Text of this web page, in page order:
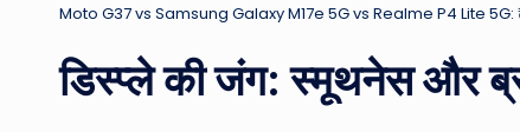
Moto G37 vs Samsung Galaxy M17e 5G vs Realme P4 Lite
डिस्प्ले की जंग: स्मूथनेस और